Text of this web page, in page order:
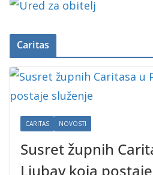
Caritas
CARITAS NOVOSTI
Susret župnih
Ljubav koja